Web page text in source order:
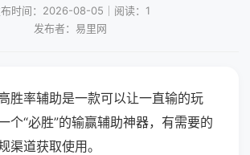
时间：2026-08-05｜阅读：1
发布者：易里网
胜率辅助是一款可以让一直输的玩
个“必胜”的输赢辅助神器，有需要的
渠道获取使用。